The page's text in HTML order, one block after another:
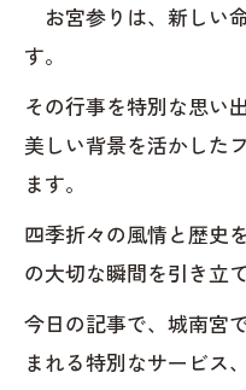
お宮参りは、新しい
す。
その行事を特別な思い
美しい背景を活かした
ます。
四季折々の風情と歴史
の大切な瞬間を引き立て
今日の記事で、城南宮
まれる特別なサービス